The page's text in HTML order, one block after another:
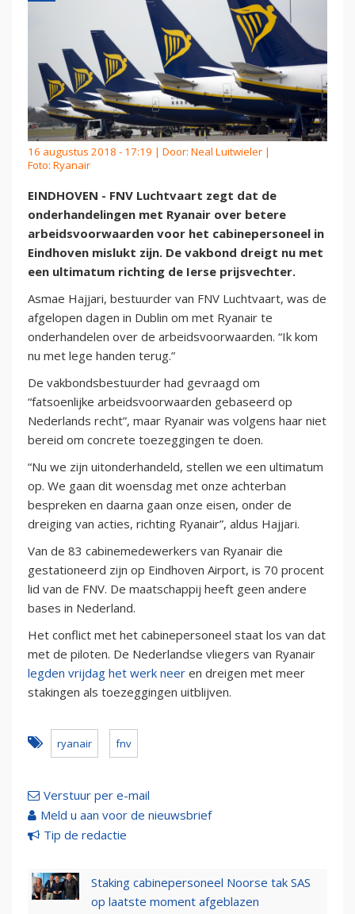
16 augustus 2018 - 17:19 | Door: Neal Luitwieler |
Foto: Ryanair
EINDHOVEN - FNV Luchtvaart zegt dat de
onderhandelingen met Ryanair over betere
arbeidsvoorwaarden voor het cabinepersoneel in
Eindhoven mislukt zijn. De vakbond dreigt nu met
een ultimatum richting de Ierse prijsvechter.
Asmae Hajjari, bestuurder van FNV Luchtvaart, was de
afgelopen dagen in Dublin om met Ryanair te
onderhandelen over de arbeidsvoorwaarden. “Ik kom
nu met lege handen terug.”
De vakbondsbestuurder had gevraagd om
“fatsoenlijke arbeidsvoorwaarden gebaseerd op
Nederlands recht”, maar Ryanair was volgens haar niet
bereid om concrete toezeggingen te doen.
“Nu we zijn uitonderhandeld, stellen we een ultimatum
op. We gaan dit woensdag met onze achterban
bespreken en daarna gaan onze eisen, onder de
dreiging van acties, richting Ryanair”, aldus Hajjari.
Van de 83 cabinemedewerkers van Ryanair die
gestationeerd zijn op Eindhoven Airport, is 70 procent
lid van de FNV. De maatschappij heeft geen andere
bases in Nederland.
Het conflict met het cabinepersoneel staat los van dat
met de piloten. De Nederlandse vliegers van Ryanair
legden vrijdag het werk neer en dreigen met meer
stakingen als toezeggingen uitblijven.
ryanair fnv
Verstuur per e-mail
Meld u aan voor de nieuwsbrief
Tip de redactie
Staking cabinepersoneel Noorse tak SAS
op laatste moment afgeblazen